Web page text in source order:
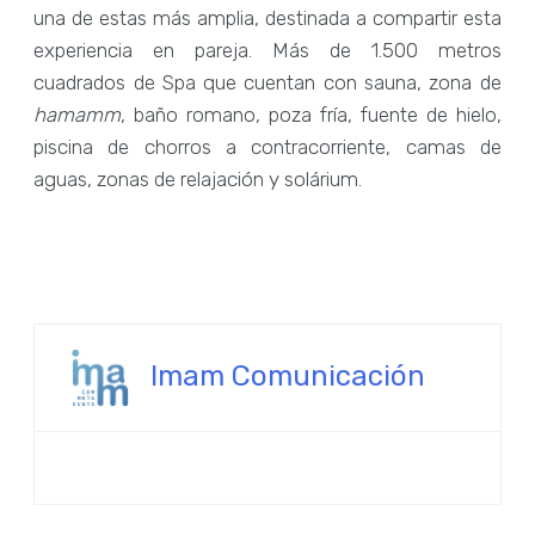
una de estas más amplia, destinada a compartir esta
experiencia en pareja. Más de 1.500 metros
cuadrados de Spa que cuentan con sauna, zona de
hamamm, baño romano, poza fría, fuente de hielo,
piscina de chorros a contracorriente, camas de
aguas, zonas de relajación y solárium.
Imam Comunicación